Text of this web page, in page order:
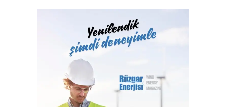
Vakfı, fiziki alanlarının yeterliliği ve gelişmeye açık oluşu
ile büyüme yolunda hızla ilerliyor. Türk Loydu, Türkiye’nin
milli kuruluşudur. Yetkisi olan alanlar hemen hemen
Türkiye’nin ekonomisine katkı sağlayan sektörlerin
tamamını içermektedir ve IACS üyeliğimiz ile büyümenin,
gelişmenin ve ülkemize katkı sağlamanın faydası ve gururu
100. yılında Türkiye Cumhuriyeti’nindir.”